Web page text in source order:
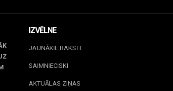
IZVĒLNE
JAUNĀKIE RAKSTI
SAIMNIECISKI
AKTUĀLAS ZIŅAS